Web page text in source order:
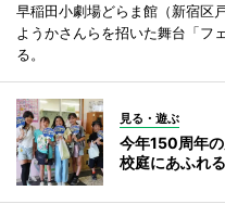
早稲田小劇場どらま館（新宿区
ようかさんらを招いた舞台「フ
る。
見る・遊ぶ
今年150周年
校庭にあふれ